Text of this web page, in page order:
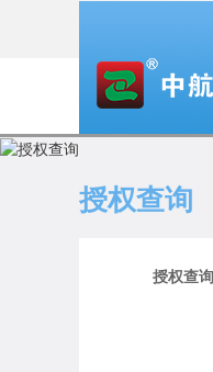
授权查询
授权查询